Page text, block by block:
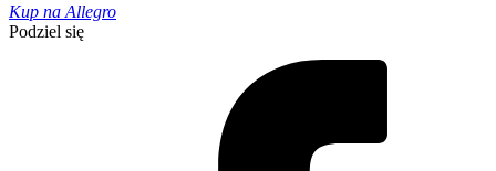
Kup na Allegro
Podziel się